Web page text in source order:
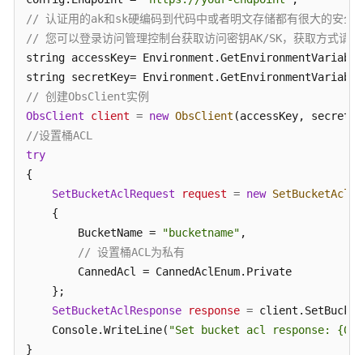
通
知
服
务
端
版
控
制
对
象
相
// 认证用的ak和sk硬编码到代码中或者明文存储都有很大的安全
// 您可以登录访问管理控制台获取访问密钥AK/SK，获取方
string accessKey=
string secretKey=
// 创建ObsClient实例
ObsClient
client = new ObsClient
//设置桶ACL
try
{
SetBucketAclRequest
request = new
    {
        BucketName =
"bucketname" ,
// 设置桶ACL为私有
        CannedAcl = CannedAclEnum.Private
    };
SetBucketAclResponse
response =
    Console.WriteLine(
"Set bucket acl response: {0}"